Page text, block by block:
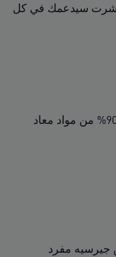
سيدعمك في كل
منتج مصنوع بما لا يقل عن 90% من مواد معاد
جيرسيه مفرد